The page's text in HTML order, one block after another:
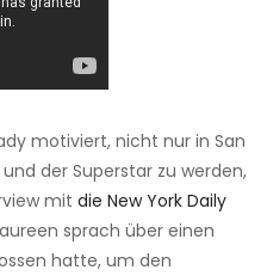
motiviert, nicht nur in San
der Superstar zu werden,
mit die New York Daily
sprach über einen
hatte, um den